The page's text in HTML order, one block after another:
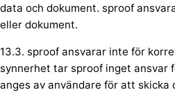
data och dokument. sproof
eller dokument.
13.3. sproof ansvarar inte för
synnerhet tar sproof inget ansvar
anges av användare för att skicka